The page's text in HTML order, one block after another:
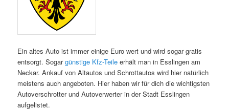
Ein altes Auto ist immer einige Euro wert und wird sogar gratis
entsorgt. Sogargünstige Kfz-Teile erhält man in Esslingen am
Neckar. Ankauf von Altautos und Schrottautos wird hier natürlich
meistens auch angeboten. Hier haben wir für dich die wichtigsten
Autoverschrotter und Autoverwerter in der Stadt Esslingen
aufgelistet.